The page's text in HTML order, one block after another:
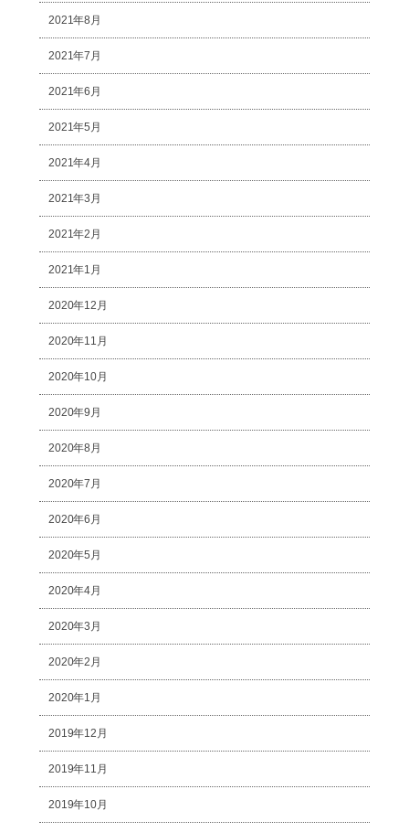
2021年8月
2021年7月
2021年6月
2021年5月
2021年4月
2021年3月
2021年2月
2021年1月
2020年12月
2020年11月
2020年10月
2020年9月
2020年8月
2020年7月
2020年6月
2020年5月
2020年4月
2020年3月
2020年2月
2020年1月
2019年12月
2019年11月
2019年10月